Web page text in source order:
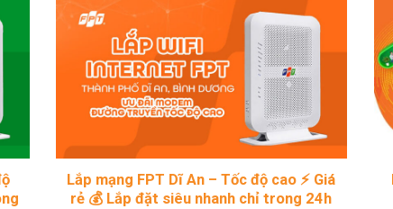
Lắp mạng FPT Dĩ An – Tốc độ cao ⚡ Giá
rẻ 💰 Lắp đặt siêu nhanh chỉ trong 24h